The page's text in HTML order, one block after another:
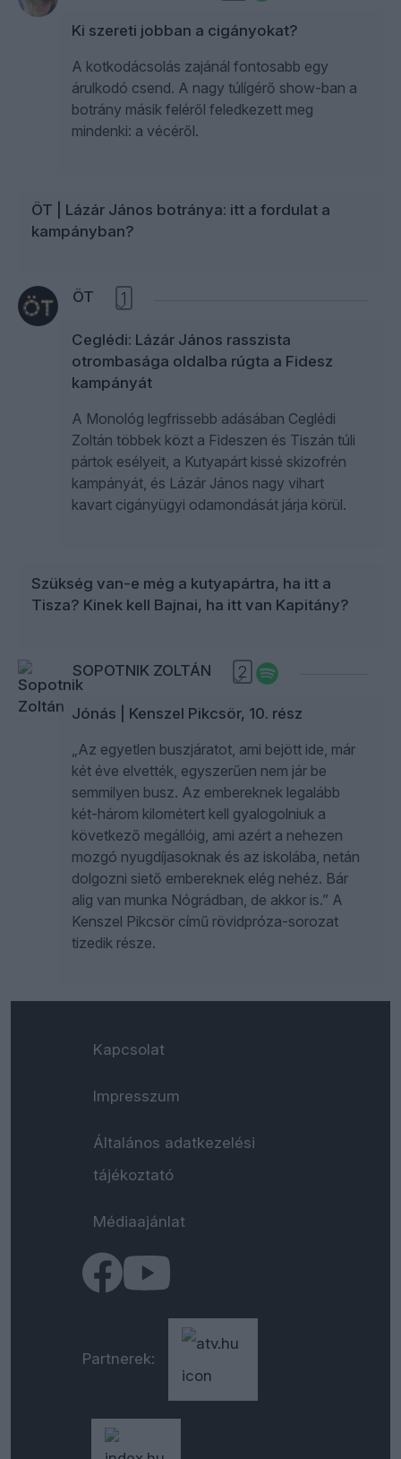
Ki szereti jobban a cigányokat?
A kotkodácsolás zajánál fontosabb egy
árulkodó csend. A nagy túlígérő show-ban a
botrány másik feléről feledkezett meg
mindenki: a vécéről.
ÖT | Lázár János botránya: itt a fordulat a
kampányban?
ÖT 1
Ceglédi: Lázár János rasszista
otrombasága oldalba rúgta a Fidesz
kampányát
A Monológ legfrissebb adásában Ceglédi
Zoltán többek közt a Fideszen és Tiszán túli
pártok esélyeit, a Kutyapárt kissé skizofrén
kampányát, és Lázár János nagy vihart
kavart cigányügyi odamondását járja körül.
Szükség van-e még a kutyapártra, ha itt a
Tisza? Kinek kell Bajnai, ha itt van Kapitány?
SOPOTNIK ZOLTÁN 2
Jónás | Kenszel Pikcsör, 10. rész
„Az egyetlen buszjáratot, ami bejött ide, már
két éve elvették, egyszerűen nem jár be
semmilyen busz. Az embereknek legalább
két-három kilométert kell gyalogolniuk a
következő megállóig, ami azért a nehezen
mozgó nyugdíjasoknak és az iskolába, netán
dolgozni siető embereknek elég nehéz. Bár
alig van munka Nógrádban, de akkor is.” A
Kenszel Pikcsör című rövidpróza-sorozat
tizedik része.
Kapcsolat
Impresszum
Általános adatkezelési
tájékoztató
Médiaajánlat
Partnerek: